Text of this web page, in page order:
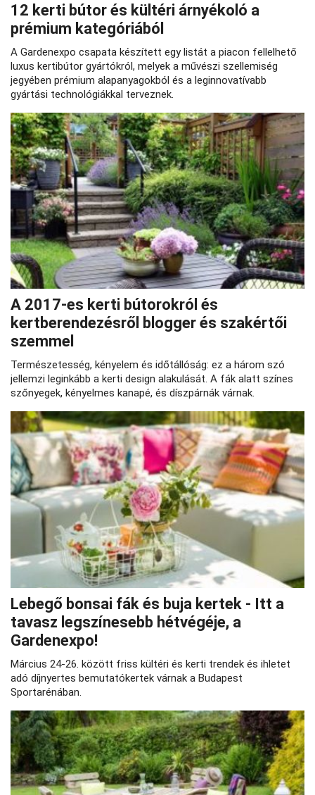
12 kerti bútor és kültéri árnyékoló a
prémium kategóriából
A Gardenexpo csapata készített egy listát a piacon fellelhető
luxus kertibútor gyártókról, melyek a művészi szellemiség
jegyében prémium alapanyagokból és a leginnovatívabb
gyártási technológiákkal terveznek.
A 2017-es kerti bútorokról és
kertberendezésről blogger és szakértői
szemmel
Természetesség, kényelem és időtállóság: ez a három szó
jellemzi leginkább a kerti design alakulását. A fák alatt színes
szőnyegek, kényelmes kanapé, és díszpárnák várnak.
Lebegő bonsai fák és buja kertek - Itt a
tavasz legszínesebb hétvégéje, a
Gardenexpo!
Március 24-26. között friss kültéri és kerti trendek és ihletet
adó díjnyertes bemutatókertek várnak a Budapest
Sportarénában.